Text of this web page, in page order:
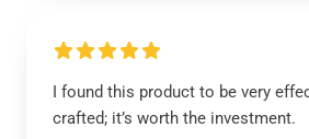
I found this product to be very
crafted; it’s worth the investment.